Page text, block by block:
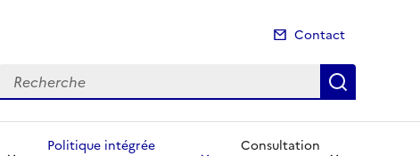
Contact
Recherche
Politique intégrée
Consultation